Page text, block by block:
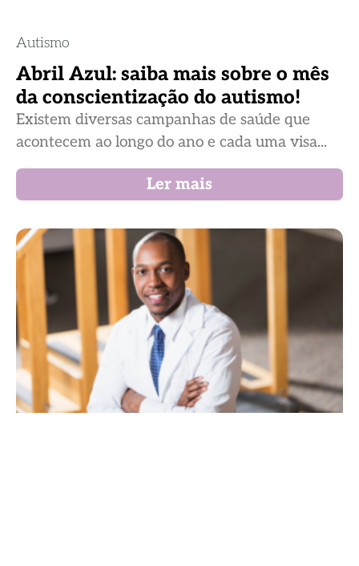
Autismo
Abril Azul: saiba mais sobre o mês
da conscientização do autismo!
Existem diversas campanhas de saúde que
acontecem ao longo do ano e cada uma visa...
Ler mais